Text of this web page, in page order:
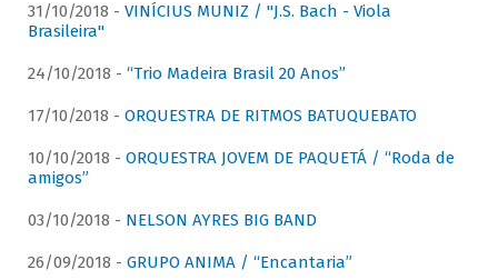
31/10/2018 - VINÍCIUS MUNIZ / "J.S. Bach - Viola
Brasileira"
24/10/2018 - “Trio Madeira Brasil 20 Anos”
17/10/2018 - ORQUESTRA DE RITMOS BATUQUEBATO
10/10/2018 - ORQUESTRA JOVEM DE PAQUETÁ / “Roda de
amigos”
03/10/2018 - NELSON AYRES BIG BAND
26/09/2018 - GRUPO ANIMA / “Encantaria”